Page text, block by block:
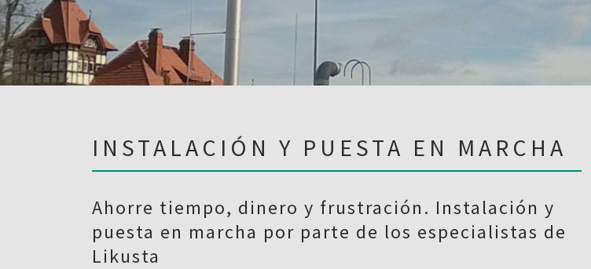
INSTALACIÓN Y PUESTA EN MARCHA
Ahorre tiempo, dinero y frustración. Instalación y
puesta en marcha por parte de los especialistas de
Likusta